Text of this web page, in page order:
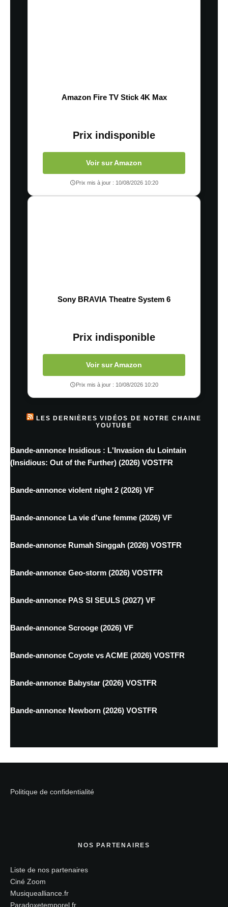
Amazon Fire TV Stick 4K Max
Prix indisponible
Voir sur Amazon
Prix mis à jour : 10/08/2026 10:20
Sony BRAVIA Theatre System 6
Prix indisponible
Voir sur Amazon
Prix mis à jour : 10/08/2026 10:20
LES DERNIÈRES VIDÉOS DE NOTRE CHAINE
YOUTUBE
Bande-annonce Insidious : L'Invasion du Lointain
(Insidious: Out of the Further) (2026) VOSTFR
Bande-annonce violent night 2 (2026) VF
Bande-annonce La vie d'une femme (2026) VF
Bande-annonce Rumah Singgah (2026) VOSTFR
Bande-annonce Geo-storm (2026) VOSTFR
Bande-annonce PAS SI SEULS (2027) VF
Bande-annonce Scrooge (2026) VF
Bande-annonce Coyote vs ACME (2026) VOSTFR
Bande-annonce Babystar (2026) VOSTFR
Bande-annonce Newborn (2026) VOSTFR
Politique de confidentialité
NOS PARTENAIRES
Liste de nos partenaires
Ciné Zoom
Musiquealliance.fr
Paradoxetemporel.fr